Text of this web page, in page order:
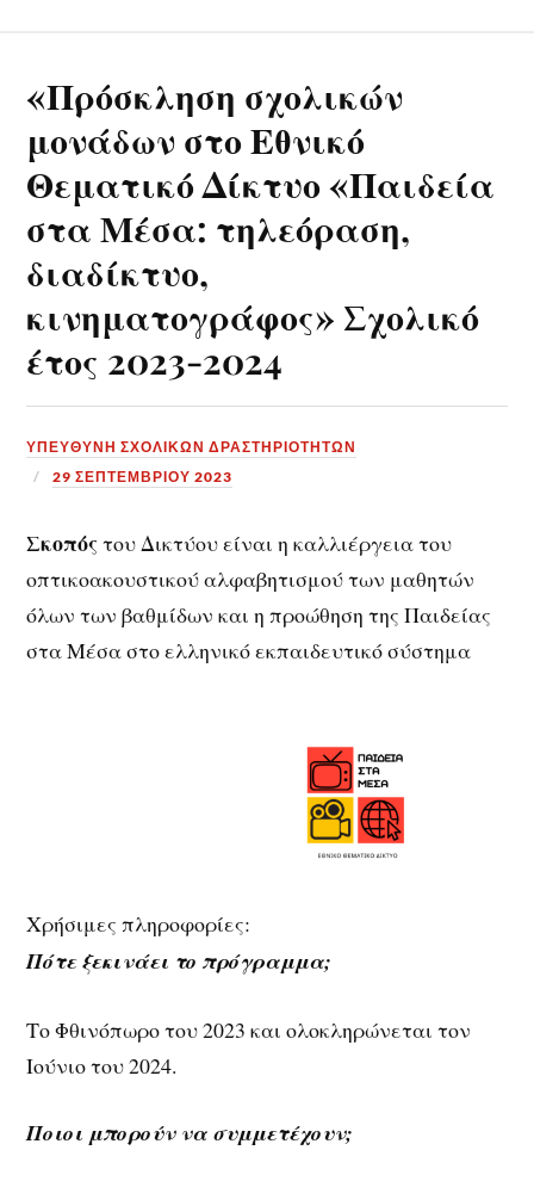
«Πρόσκληση σχολικών
μονάδων στο Εθνικό
Θεματικό Δίκτυο «Παιδεία
στα Μέσα: τηλεόραση,
διαδίκτυο,
κινηματογράφος» Σχολικό
έτος 2023-2024
ΥΠΕΎΘΥΝΗ ΣΧΟΛΙΚΏΝ ΔΡΑΣΤΗΡΙΟΤΉΤΩΝ
29 ΣΕΠΤΕΜΒΡΊΟΥ 2023
Σκοπός του Δικτύου είναι η καλλιέργεια του
οπτικοακουστικού αλφαβητισμού των μαθητών
όλων των βαθμίδων και η προώθηση της Παιδείας
στα Μέσα στο ελληνικό εκπαιδευτικό σύστημα
Χρήσιμες πληροφορίες:
Πότε ξεκινάει το πρόγραμμα;
Το Φθινόπωρο του 2023 και ολοκληρώνεται τον
Ιούνιο του 2024.
Ποιοι μπορούν να συμμετέχουν;